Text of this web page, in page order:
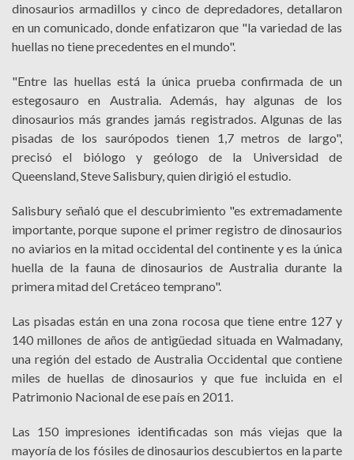
dinosaurios armadillos y cinco de depredadores, detallaron
en un comunicado, donde enfatizaron que "la variedad de las
huellas no tiene precedentes en el mundo".
"Entre las huellas está la única prueba confirmada de un
estegosauro en Australia. Además, hay algunas de los
dinosaurios más grandes jamás registrados. Algunas de las
pisadas de los saurópodos tienen 1,7 metros de largo",
precisó el biólogo y geólogo de la Universidad de
Queensland, Steve Salisbury, quien dirigió el estudio.
Salisbury señaló que el descubrimiento "es extremadamente
importante, porque supone el primer registro de dinosaurios
no aviarios en la mitad occidental del continente y es la única
huella de la fauna de dinosaurios de Australia durante la
primera mitad del Cretáceo temprano".
Las pisadas están en una zona rocosa que tiene entre 127 y
140 millones de años de antigüedad situada en Walmadany,
una región del estado de Australia Occidental que contiene
miles de huellas de dinosaurios y que fue incluida en el
Patrimonio Nacional de ese país en 2011.
Las 150 impresiones identificadas son más viejas que la
mayoría de los fósiles de dinosaurios descubiertos en la parte